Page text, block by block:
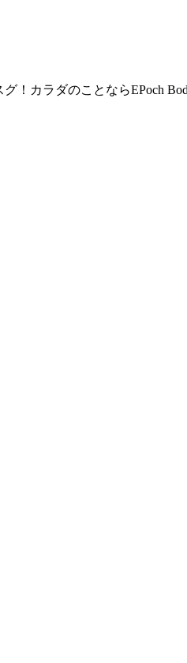
！カラダのことならEPoch